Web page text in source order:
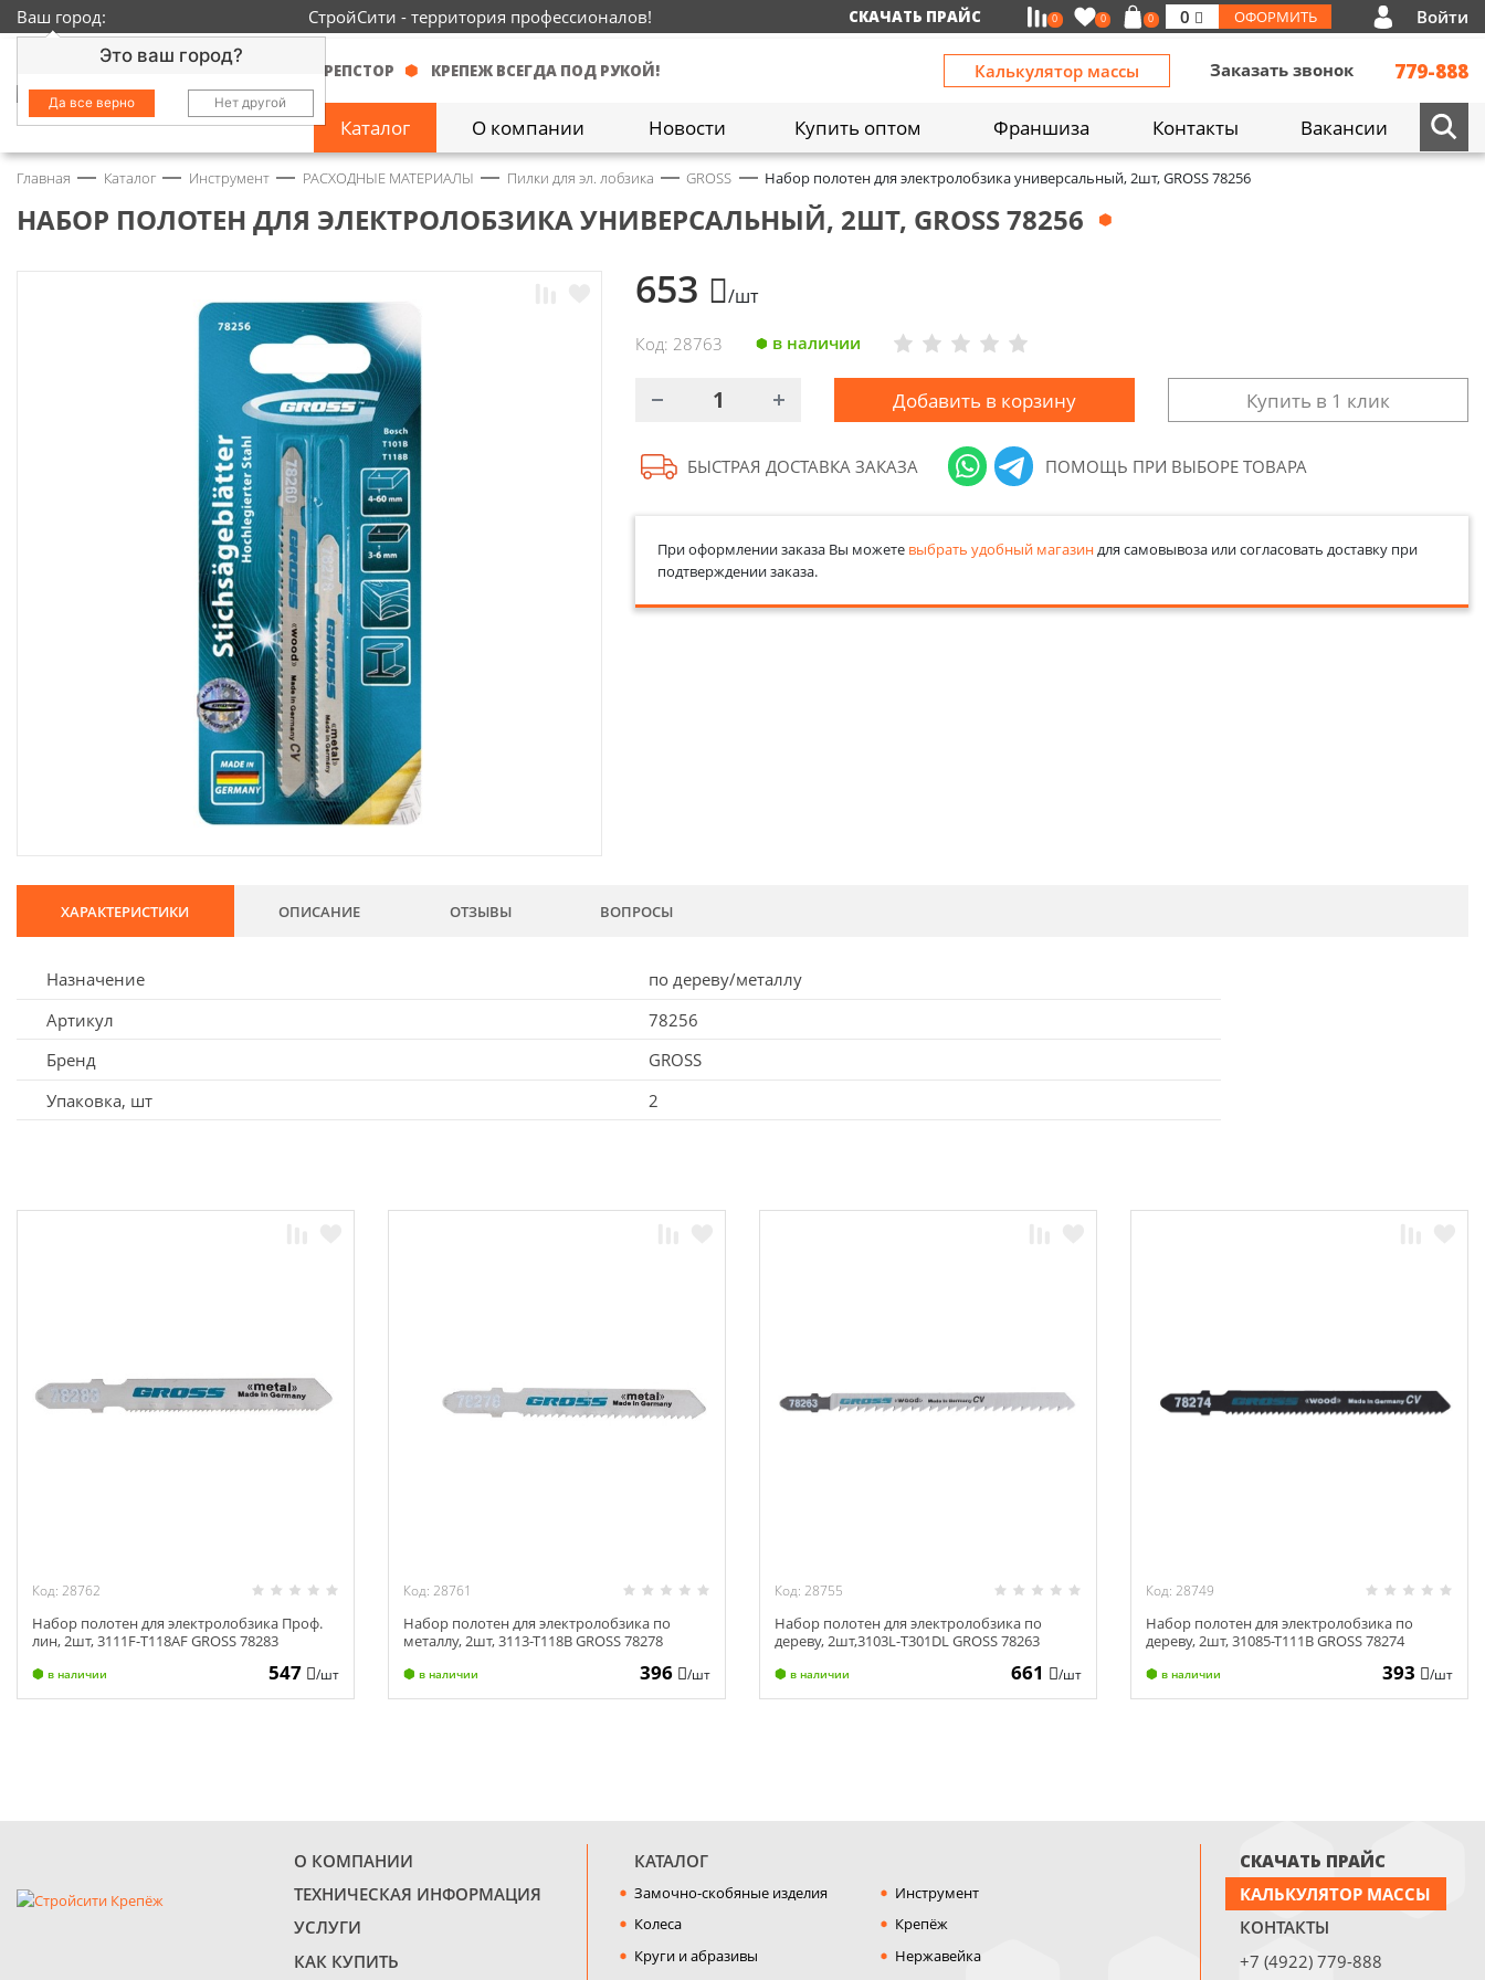
Ваш город:
Это ваш город?
Да все верно Нет другой
СтройСити - территория профессионалов! СКАЧАТЬ ПРАЙС 0 0 0 0 ОФОРМИТЬ Войти
КРЕПСТОР КРЕПЕЖ ВСЕГДА ПОД РУКОЙ! Калькулятор массы Заказать звонок 779-888
Каталог О компании Новости Купить оптом Франшиза Контакты Вакансии
Замочно-скобяные
изделия 1429
Электроды и проволока
Главная Каталог Инструмент РАСХОДНЫЕ МАТЕРИАЛЫ Пилки для эл. лобзика GROSS Набор полотен для электролобзика универсальный, 2шт, GROSS 78256
НАБОР ПОЛОТЕН ДЛЯ ЭЛЕКТРОЛОБЗИКА УНИВЕРСАЛЬНЫЙ, 2ШТ, GROSS 78256
653 /шт
Код: 28763 в наличии
Добавить в корзину Купить в 1 клик
БЫСТРАЯ ДОСТАВКА ЗАКАЗА ПОМОЩЬ ПРИ ВЫБОРЕ ТОВАРА
При оформлении заказа Вы можете выбрать удобный магазиндля самовывоза или согласовать доставку при
подтверждении заказа.
ХАРАКТЕРИСТИКИ ОПИСАНИЕ ОТЗЫВЫ ВОПРОСЫ
Назначение
по дереву/металлу
Артикул
78256
Бренд
GROSS
Упаковка, шт
2
Код: 28762
Набор полотен для электролобзика Проф.
лин, 2шт, 3111F-Т118AF GROSS 78283
в наличии 547 /шт
Код: 28761
Набор полотен для электролобзика по
металлу, 2шт, 3113-Т118B GROSS 78278
в наличии 396 /шт
Код: 28755
Набор полотен для электролобзика по
дереву, 2шт,3103L-Т301DL GROSS 78263
в наличии 661 /шт
Код: 28749
Набор полотен для электролобзика по
дереву, 2шт, 31085-Т111B GROSS 78274
в наличии 393 /шт
О КОМПАНИИ
ТЕХНИЧЕСКАЯ ИНФОРМАЦИЯ
УСЛУГИ
КАК КУПИТЬ
КАТАЛОГ
Замочно-скобяные изделия
Инструмент
Колеса
Крепёж
Круги и абразивы
Нержавейка
СКАЧАТЬ ПРАЙС
КАЛЬКУЛЯТОР МАССЫ
КОНТАКТЫ
+7 (4922) 779-888